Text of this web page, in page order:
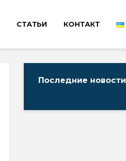
СТАТЬИ КОНТАКТ
Последние новости